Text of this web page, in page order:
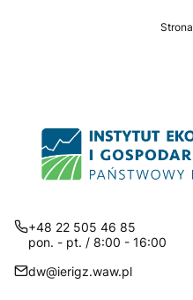
Strona
+48 22 505 46 85
pon. - pt. / 8:00 - 16:00
dw@ierigz.waw.pl